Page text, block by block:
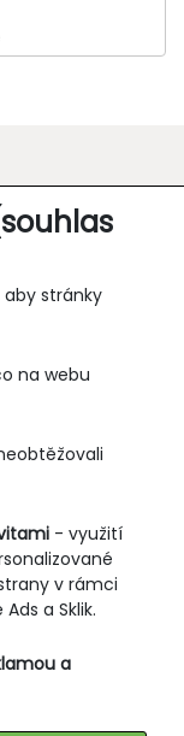
stránky
na webu
- využití
v rámci
a Sklik.
a